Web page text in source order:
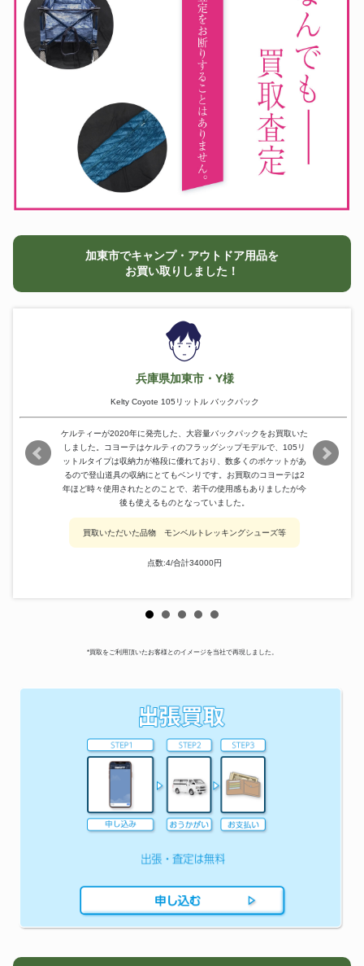
加東市でキャンプ・アウトドア用品を
お買い取りしました！
兵庫県加東市・Y様
Kelty Coyote 105リットル バックパック
ケルティーが2020年に発売した、大容量バックパックをお買取いた
しました。コヨーテはケルティのフラッグシップモデルで、105リ
ットルタイプは収納力が格段に優れており、数多くのポケットがあ
るので登山道具の収納にとてもベンリです。お買取のコヨーテは2
年ほど時々使用されたとのことで、若干の使用感もありましたが今
後も使えるものとなっていました。
買取いただいた品物 モンベルトレッキングシューズ等
点数:4/合計34000円
*買取をご利用頂いたお客様とのイメージを当社で再現しました。